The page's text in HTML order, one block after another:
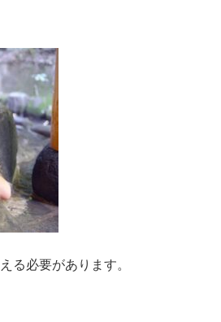
る必要があります。